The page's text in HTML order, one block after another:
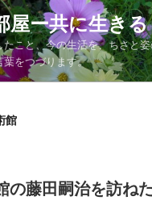
屋ー共に生きる
たこと、今の生活を、ちさと
葉をつづります。
館
の藤田嗣治を訪ね